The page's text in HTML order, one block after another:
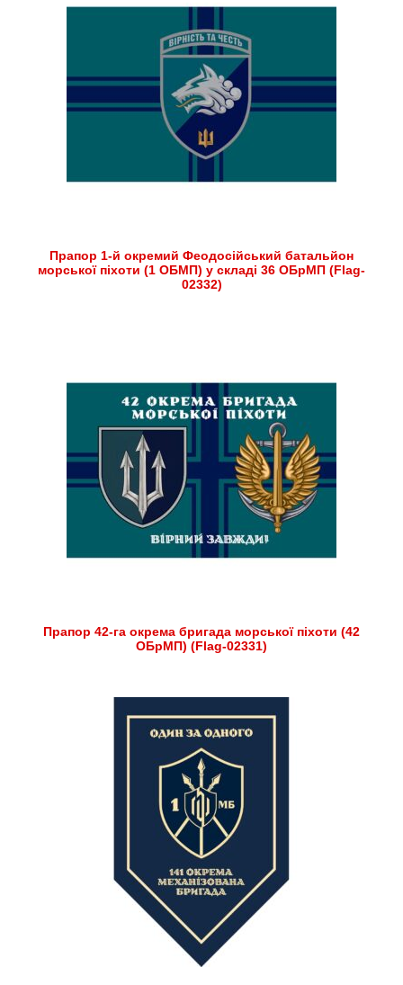
Прапор 1-й окремий Феодосійський батальйон
морської піхоти (1 ОБМП) у складі 36 ОБрМП (Flag-
02332)
Прапор 42-га окрема бригада морської піхоти (42
ОБрМП) (Flag-02331)